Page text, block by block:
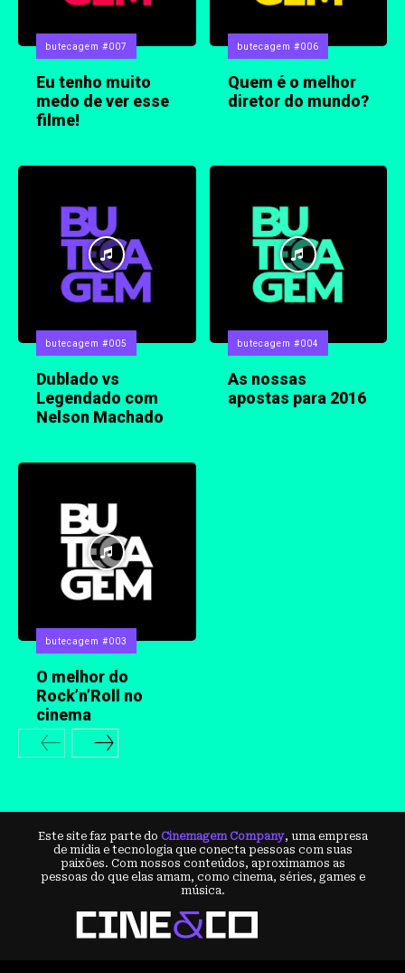
butecagem #007
Eu tenho muito
medo de ver esse
filme!
butecagem #006
Quem é o melhor
diretor do mundo?
butecagem #005
Dublado vs
Legendado com
Nelson Machado
butecagem #004
As nossas
apostas para 2016
butecagem #003
O melhor do
Rock’n’Roll no
cinema
Este site faz parte do Cinemagem Company, uma empresa
de mídia e tecnologia que conecta pessoas com suas
paixões. Com nossos conteúdos, aproximamos as
pessoas do que elas amam, como cinema, séries, games e
música.